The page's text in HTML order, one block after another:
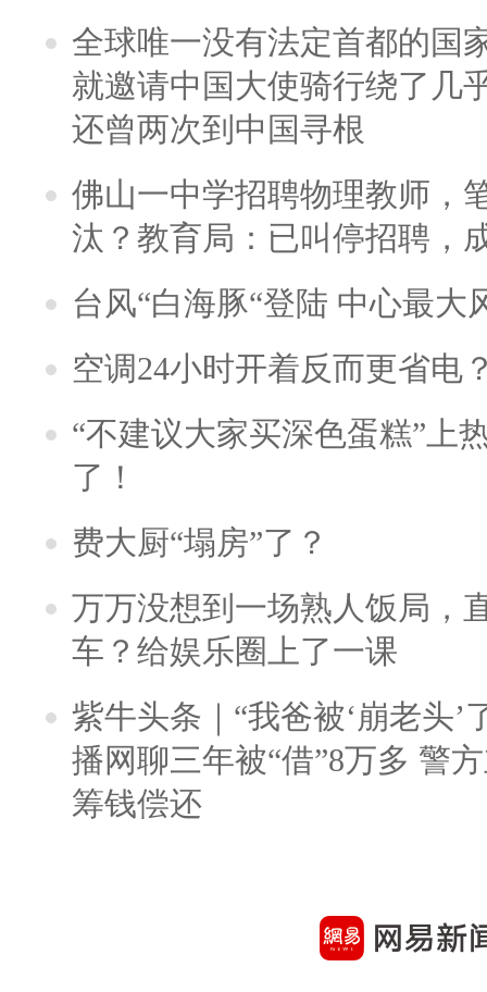
全球唯一没有法定首都的国
就邀请中国大使骑行绕了几
还曾两次到中国寻根
佛山一中学招聘物理教师，
汰？教育局：已叫停招聘，
台风“白海豚“登陆 中心最大
空调24小时开着反而更省电
“不建议大家买深色蛋糕”上
了！
费大厨“塌房”了？
万万没想到一场熟人饭局，
车？给娱乐圈上了一课
紫牛头条｜“我爸被‘崩老头’
播网聊三年被“借”8万多 警
筹钱偿还